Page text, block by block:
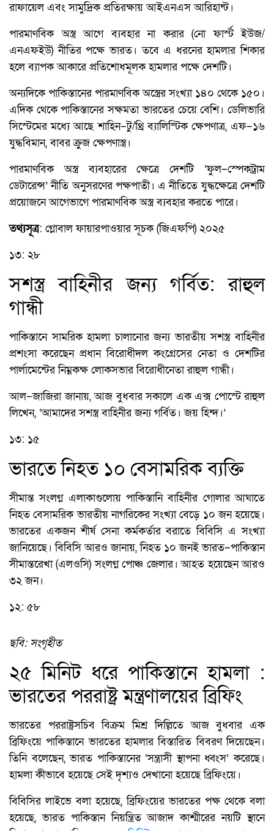
রাফায়েল এবং সামুদ্রিক প্রতিরক্ষায় আইএনএস আরিহান্ট।
পারমাণবিক অস্ত্র আগে ব্যবহার না করার (নো ফার্স্ট ইউজ/
এনএফইউ) নীতির পক্ষে ভারত। তবে এ ধরনের হামলার শিকার
হলে ব্যাপক আকারে প্রতিশোধমূলক হামলার পক্ষে দেশটি।
অন্যদিকে পাকিস্তানের পারমাণবিক অস্ত্রের সংখ্যা ১৪০ থেকে ১৫০।
এদিক থেকে পাকিস্তানের সক্ষমতা ভারতের চেয়ে বেশি। ডেলিভারি
সিস্টেমের মধ্যে আছে শাহিন–টু/থ্রি ব্যালিস্টিক ক্ষেপণাত্র, এফ–১৬
যুদ্ধবিমান, বাবর ক্রুজ ক্ষেপণাস্ত্র।
পারমাণবিক অস্ত্র ব্যবহারের ক্ষেত্রে দেশটি ‘ফুল–স্পেকট্রাম
ডেটারেন্স’ নীতি অনুসরণের পক্ষপাতী। এ নীতিতে যুদ্ধক্ষেত্রে দেশটি
প্রয়োজনে আগেভাগে পারমাণবিক অস্ত্র ব্যবহার করতে পারে।
তথ্যসূত্র: গ্লোবাল ফায়ারপাওয়ার সূচক (জিএফপি) ২০২৫
১৩: ২৮
সশস্ত্র বাহিনীর জন্য গর্বিত: রাহুল
গান্ধী
পাকিস্তানে সামরিক হামলা চালানোর জন্য ভারতীয় সশস্ত্র বাহিনীর
প্রশংসা করেছেন প্রধান বিরোধীদল কংগ্রেসের নেতা ও দেশটির
পার্লামেন্টের নিম্নকক্ষ লোকসভার বিরোধীনেতা রাহুল গান্ধী।
আল–জাজিরা জানায়, আজ বুধবার সকালে এক এক্স পোস্টে রাহুল
লিখেন, ‘আমাদের সশস্ত্র বাহিনীর জন্য গর্বিত। জয় হিন্দ।’
১৩: ১৫
ভারতে নিহত ১০ বেসামরিক ব্যক্তি
সীমান্ত সংলগ্ন এলাকাগুলোয় পাকিস্তানি বাহিনীর গোলার আঘাতে
নিহত বেসামরিক ভারতীয় নাগরিকের সংখ্যা বেড়ে ১০ জন হয়েছে।
ভারতের একজন শীর্ষ সেনা কর্মকর্তার বরাতে বিবিসি এ সংখ্যা
জানিয়েছে। বিবিসি আরও জানায়, নিহত ১০ জনই ভারত–পাকিস্তান
সীমান্তরেখা (এলওসি) সংলগ্ন পোঞ্চ জেলার। আহত হয়েছেন আরও
৩২ জন।
১২: ৫৮
ছবি: সংগৃহীত
২৫ মিনিট ধরে পাকিস্তানে হামলা :
ভারতের পররাষ্ট্র মন্ত্রণালয়ের ব্রিফিং
ভারতের পররাষ্ট্রসচিব বিক্রম মিশ্র দিল্লিতে আজ বুধবার এক
ব্রিফিংয়ে পাকিস্তানে ভারতের হামলার বিস্তারিত বিবরণ দিয়েছেন।
তিনি বলেছেন, ভারত পাকিস্তানের ‘সন্ত্রাসী স্থাপনা ধ্বংস’ করেছে।
হামলা কীভাবে হয়েছে সেই দৃশ্যও দেখানো হয়েছে ব্রিফিংয়ে।
বিবিসির লাইভে বলা হয়েছে, ব্রিফিংয়ের ভারতের পক্ষ থেকে বলা
হয়েছে, ভারত পাকিস্তান নিয়ন্ত্রিত আজাদ কাশ্মীরের নয়টি স্থানে